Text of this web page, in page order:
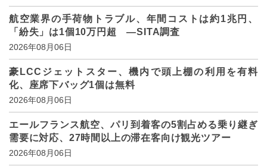
航空業界の手荷物トラブル、年間コストは約1兆円、
「紛失」は1個10万円超 ―SITA調査
2026年08月06日
豪LCCジェットスター、機内で頭上棚の利用を有料
化、座席下バッグ1個は無料
2026年08月06日
エールフランス航空、パリ到着客の5割占める乗り継ぎ
需要に対応、27時間以上の滞在客向け観光ツアー
2026年08月06日